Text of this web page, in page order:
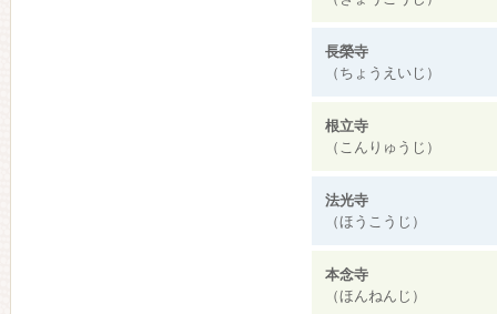
長榮寺
（ちょうえいじ）
根立寺
（こんりゅうじ）
法光寺
（ほうこうじ）
本念寺
（ほんねんじ）